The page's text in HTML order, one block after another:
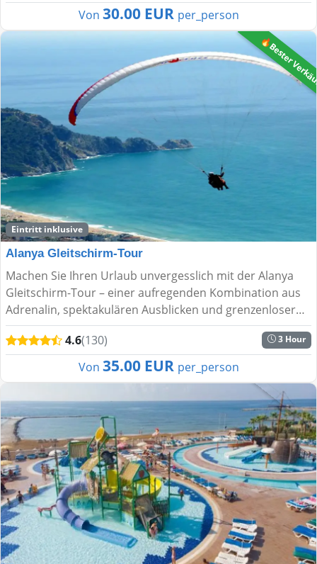
Von 30.00 EUR per_person
🔥Bester
Eintritt inklusive
Alanya Gleitschirm-Tour
Machen Sie Ihren Urlaub unvergesslich mit der Alanya
Gleitschirm-Tour – einer aufregenden Kombination aus
Adrenalin, spektakulären Ausblicken und grenzenloser
Freiheit! Starten Sie von malerischen Hügeln in 400–700...
4.6(130) 3 Hour
Von 35.00 EUR per_person